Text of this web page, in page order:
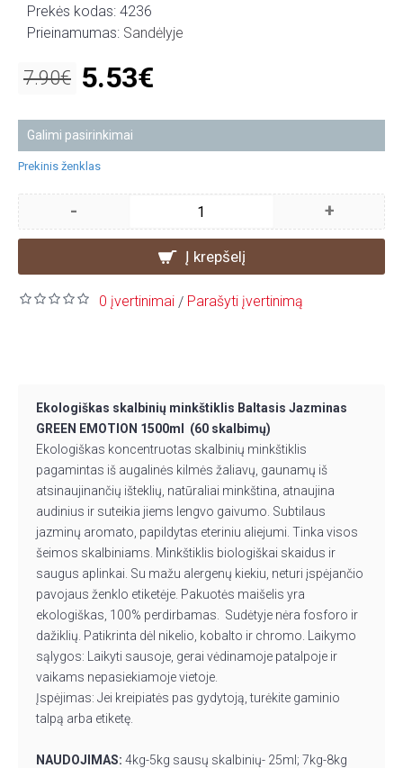
Prekės kodas: 4236
Prieinamumas: Sandėlyje
7.90€ 5.53€
Galimi pasirinkimai
Prekinis ženklas
- +
Į krepšelį
0 įvertinimai / Parašyti įvertinimą
Ekologiškas skalbinių minkštiklis Baltasis Jazminas
GREEN EMOTION 1500ml (60 skalbimų)
Ekologiškas koncentruotas skalbinių minkštiklis
pagamintas iš augalinės kilmės žaliavų, gaunamų iš
atsinaujinančių išteklių, natūraliai minkština, atnaujina
audinius ir suteikia jiems lengvo gaivumo. Subtilaus
jazminų aromato, papildytas eteriniu aliejumi. Tinka visos
šeimos skalbiniams. Minkštiklis biologiškai skaidus ir
saugus aplinkai. Su mažu alergenų kiekiu, neturi įspėjančio
pavojaus ženklo etiketėje. Pakuotės maišelis yra
ekologiškas, 100% perdirbamas. Sudėtyje nėra fosforo ir
dažiklių. Patikrinta dėl nikelio, kobalto ir chromo. Laikymo
sąlygos: Laikyti sausoje, gerai vėdinamoje patalpoje ir
vaikams nepasiekiamoje vietoje.
Įspėjimas: Jei kreipiatės pas gydytoją, turėkite gaminio
talpą arba etiketę.
NAUDOJIMAS: 4kg-5kg sausų skalbinių- 25ml; 7kg-8kg